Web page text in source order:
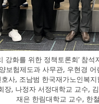
강화를 위한 정책토론회’ 참
보험제도과 사무관, 우현경
사, 조남범 한국재가노인복
장, 나정자 서정대학교 교수,
재은 한림대학교 교수, 한